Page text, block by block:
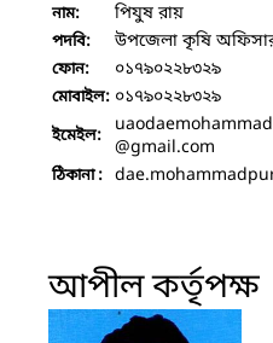
নাম: পিযুষ রায়
পদবি: উপজেলা কৃষি
ফোন: ০১৭৯০২২৮৩২৯
মোবাইল: ০১৭৯০২২৮৩২৯
ইমেইল:
@gmail.com
ঠিকানা :
আপীল কর্তৃপক্ষ